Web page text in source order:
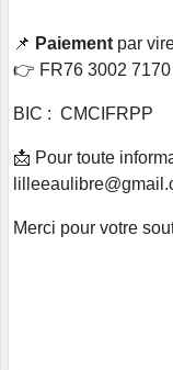
📌 Paiement par
👉 FR76 3002
BIC : CMCIFRPP
📩 Pour toute
Merci pour votre